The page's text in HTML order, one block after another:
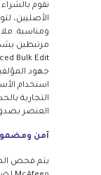
نقوم
الأصليين،
ومناسبة.
مرتبطين
جهود
استخدام
التجارية
العنصر
آمن